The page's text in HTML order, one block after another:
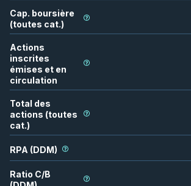
Cap. boursière
(toutes cat.)
Actions
inscrites
émises et en
circulation
Total des
actions (toutes
cat.)
RPA (DDM)
Ratio C/B